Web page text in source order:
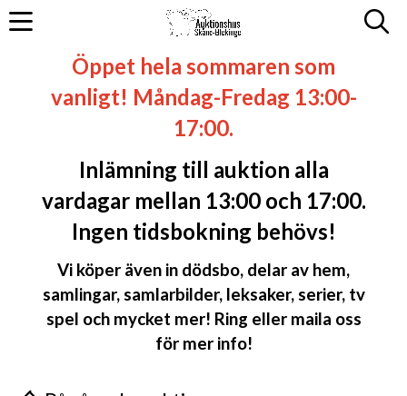
Öppet hela sommaren som
vanligt! Måndag-Fredag 13:00-
17:00.
Inlämning till auktion alla
vardagar mellan 13:00 och 17:00.
Ingen tidsbokning behövs!
Vi köper även in dödsbo, delar av hem,
samlingar, samlarbilder, leksaker, serier, tv
spel och mycket mer! Ring eller maila oss
för mer info!